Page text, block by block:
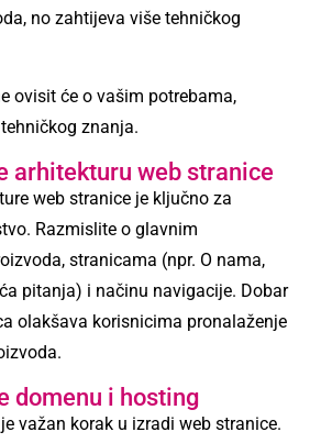
no zahtijeva više tehničkog
ovisit će o vašim potrebama,
znanja.
arhitekturu web stranice
web stranice je ključno za
Razmislite o glavnim
stranicama (npr. O nama,
pitanja) i načinu navigacije. Dobar
olakšava korisnicima pronalaženje
domenu i hosting
važan korak u izradi web stranice.